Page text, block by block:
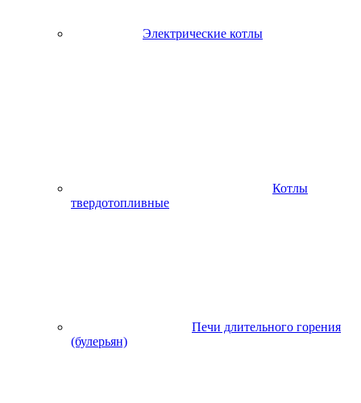
Электрические котлы
Котлы
твердотопливные
Печи длительного горения
(булерьян)